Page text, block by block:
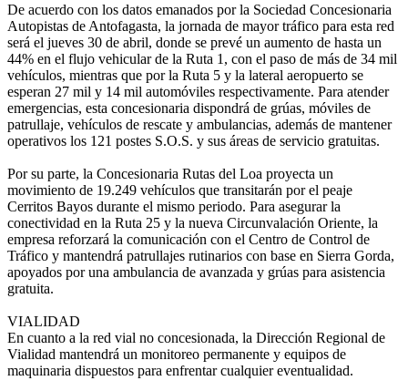
De acuerdo con los datos emanados por la Sociedad Concesionaria
Autopistas de Antofagasta, la jornada de mayor tráfico para esta red
será el jueves 30 de abril, donde se prevé un aumento de hasta un
44% en el flujo vehicular de la Ruta 1, con el paso de más de 34 mil
vehículos, mientras que por la Ruta 5 y la lateral aeropuerto se
esperan 27 mil y 14 mil automóviles respectivamente. Para atender
emergencias, esta concesionaria dispondrá de grúas, móviles de
patrullaje, vehículos de rescate y ambulancias, además de mantener
operativos los 121 postes S.O.S. y sus áreas de servicio gratuitas.
Por su parte, la Concesionaria Rutas del Loa proyecta un
movimiento de 19.249 vehículos que transitarán por el peaje
Cerritos Bayos durante el mismo periodo. Para asegurar la
conectividad en la Ruta 25 y la nueva Circunvalación Oriente, la
empresa reforzará la comunicación con el Centro de Control de
Tráfico y mantendrá patrullajes rutinarios con base en Sierra Gorda,
apoyados por una ambulancia de avanzada y grúas para asistencia
gratuita.
VIALIDAD
En cuanto a la red vial no concesionada, la Dirección Regional de
Vialidad mantendrá un monitoreo permanente y equipos de
maquinaria dispuestos para enfrentar cualquier eventualidad.